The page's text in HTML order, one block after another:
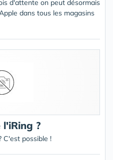
d'attente on peut désormais
dans tous les magasins
?
C'est possible !